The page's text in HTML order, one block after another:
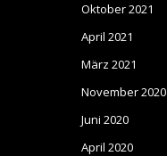
Oktober 2021
April 2021
März 2021
November 2020
Juni 2020
April 2020